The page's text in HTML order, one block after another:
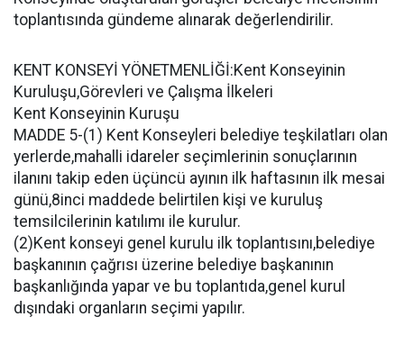
toplantısında gündeme alınarak değerlendirilir.
KENT KONSEYİ YÖNETMENLİĞİ:Kent Konseyinin
Kuruluşu,Görevleri ve Çalışma İlkeleri
Kent Konseyinin Kuruşu
MADDE 5-(1) Kent Konseyleri belediye teşkilatları olan
yerlerde,mahalli idareler seçimlerinin sonuçlarının
ilanını takip eden üçüncü ayının ilk haftasının ilk mesai
günü,8inci maddede belirtilen kişi ve kuruluş
temsilcilerinin katılımı ile kurulur.
(2)Kent konseyi genel kurulu ilk toplantısını,belediye
başkanının çağrısı üzerine belediye başkanının
başkanlığında yapar ve bu toplantıda,genel kurul
dışındaki organların seçimi yapılır.